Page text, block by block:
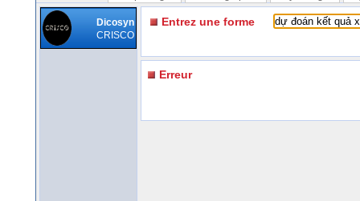
Dicosyn
CRISCO
Entrez une forme
Erreur